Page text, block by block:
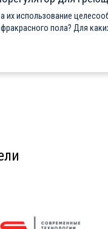
их использование
пола? Для